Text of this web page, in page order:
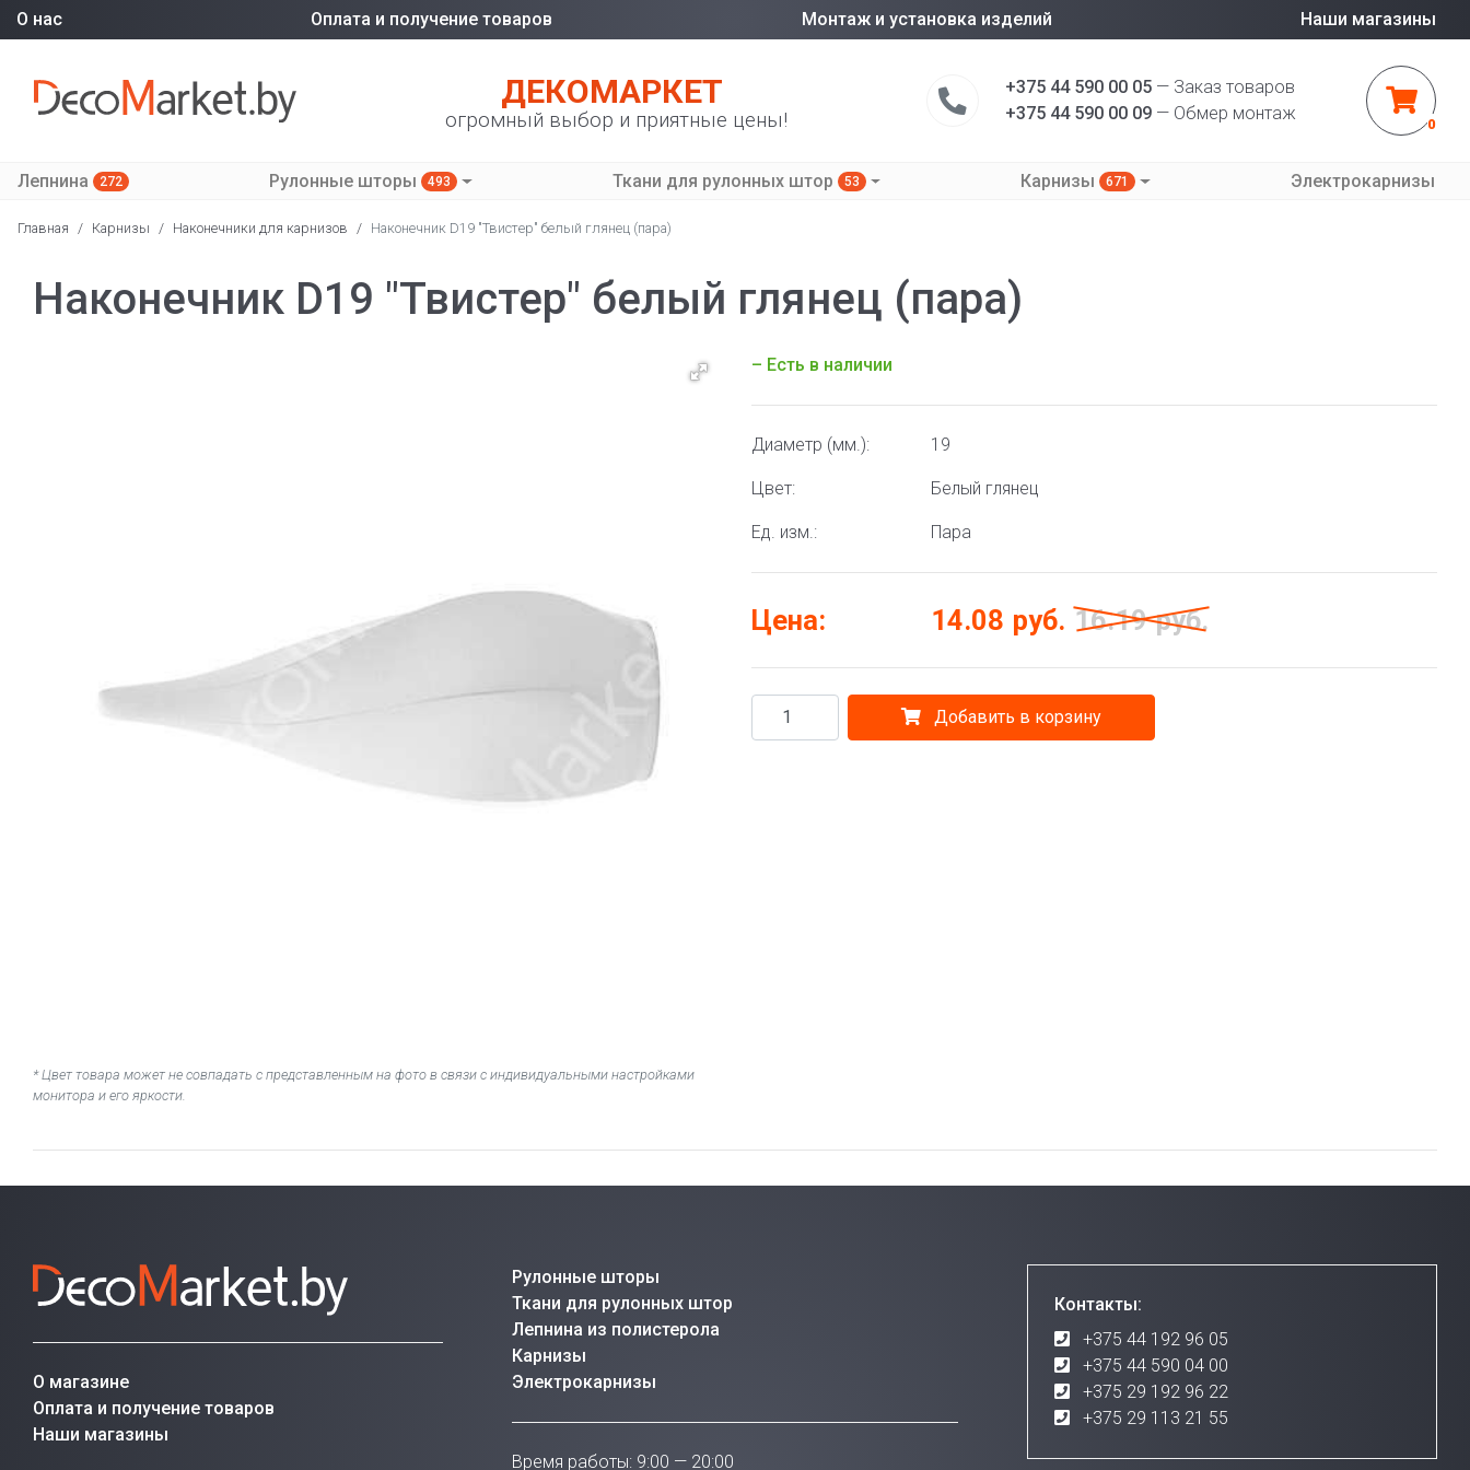
О нас Оплата и получение товаров Монтаж и установка изделий Наши магазины
ДЕКОМАРКЕТ
огромный выбор и приятные цены!
+375 44 590 00 05 — Заказ товаров
+375 44 590 00 09 — Обмер монтаж
0
Лепнина 272 Рулонные шторы 493 Ткани для рулонных штор 53 Карнизы 671 Электрокарнизы
Главная / Карнизы / Наконечники для карнизов / Наконечник D19 "Твистер" белый глянец (пара)
Наконечник D19 "Твистер" белый глянец (пара)
* Цвет товара может не совпадать с представленным на фото в связи с индивидуальными настройками
монитора и его яркости.
– Есть в наличии
Диаметр (мм.): 19
Цвет: Белый глянец
Ед. изм.: Пара
Цена: 14.08 руб. 16.19 руб.
Добавить в корзину
О магазине
Оплата и получение товаров
Наши магазины
Рулонные шторы
Ткани для рулонных штор
Лепнина из полистерола
Карнизы
Электрокарнизы
Время работы: 9:00 — 20:00
Контакты:
+375 44 192 96 05
+375 44 590 04 00
+375 29 192 96 22
+375 29 113 21 55